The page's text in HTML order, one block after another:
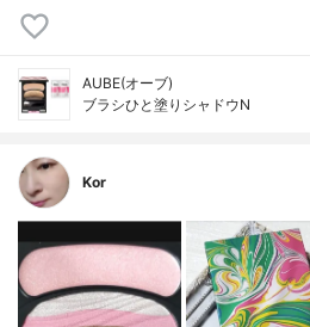
AUBE(オーブ)
ブラシひと塗りシャドウN
Kor